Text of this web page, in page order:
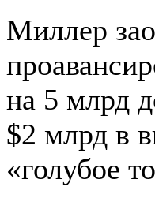
Миллер
на 5 млрд
$2 млрд в
«голубое